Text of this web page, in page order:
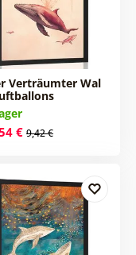
Verträumter Wal
€ 9,42 €